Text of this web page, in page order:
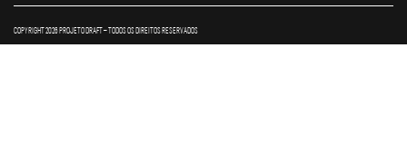
COPYRIGHT 2026 PROJETO DRAFT – TODOS OS DIREITOS RESERVADOS